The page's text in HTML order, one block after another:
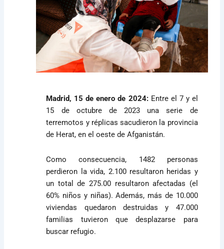
Madrid, 15 de enero de 2024:Entre el 7 y el
15 de octubre de 2023 una serie de
terremotos y réplicas sacudieron la provincia
de Herat, en el oeste de Afganistán.
Como consecuencia, 1482 personas
perdieron la vida, 2.100 resultaron heridas y
un total de 275.00 resultaron afectadas (el
60% niños y niñas). Además, más de 10.000
viviendas quedaron destruidas y 47.000
familias tuvieron que desplazarse para
buscar refugio.